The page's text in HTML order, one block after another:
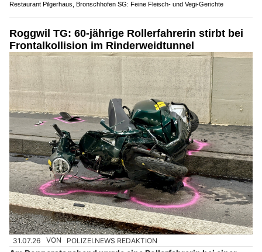
Restaurant Pilgerhaus, Bronschhofen SG: Feine Fleisch- und Vegi-Gerichte
Roggwil TG: 60-jährige Rollerfahrerin stirbt bei
Frontalkollision im Rinderweidtunnel
31.07.26 VON POLIZEI.NEWS REDAKTION